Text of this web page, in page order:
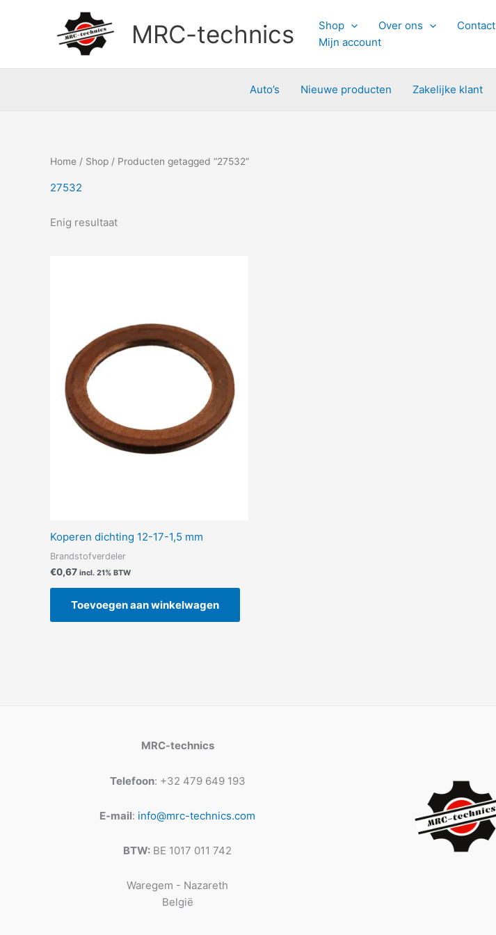
MRC-technics Shop Over ons
Contact
Mijn account
Auto’s Nieuwe producten Zakelijke klant
Home / Shop / Producten getagged “27532”
27532
Enig resultaat
Koperen dichting 12-17-1,5 mm
Brandstofverdeler
€0,67 incl. 21% BTW
Toevoegen aan winkelwagen
MRC-technics
Telefoon: +32 479 649 193
E-mail: info@mrc-technics.com
BTW: BE 1017 011 742
Waregem - Nazareth
België